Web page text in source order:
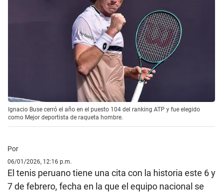
Ignacio Buse cerró el año en el puesto 104 del ranking ATP y fue elegido
como Mejor deportista de raqueta hombre.
Por
06/01/2026, 12:16 p.m.
El tenis peruano tiene una cita con la historia este 6 y
7 de febrero, fecha en la que el equipo nacional se